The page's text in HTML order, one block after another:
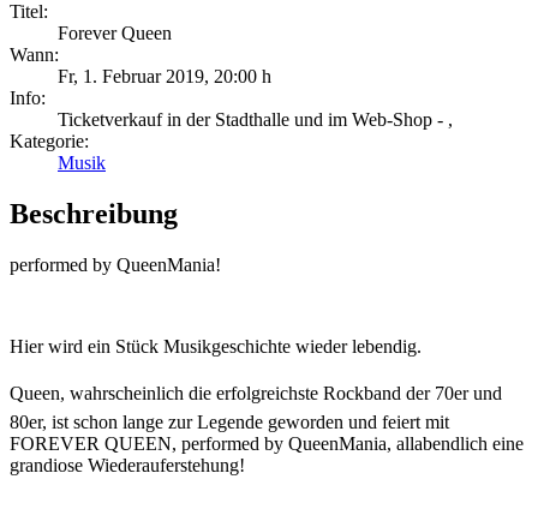
Titel:
Forever Queen
Wann:
Fr, 1. Februar 2019, 20:00 h
Info:
Ticketverkauf in der Stadthalle und im Web-Shop - ,
Kategorie:
Musik
Beschreibung
performed by QueenMania!
Hier wird ein Stück Musikgeschichte wieder lebendig.
Queen, wahrscheinlich die erfolgreichste Rockband der 70er und
80er, ist schon lange zur Legende geworden und feiert mit
FOREVER QUEEN, performed by QueenMania, allabendlich eine
grandiose Wiederauferstehung!